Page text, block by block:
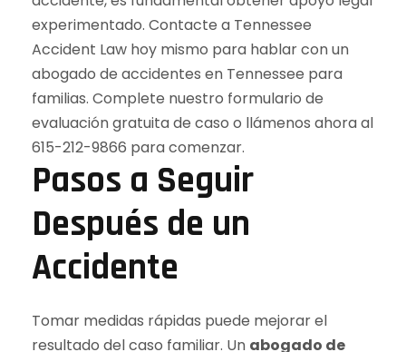
Pasos a Seguir
Después de un
Accidente
Tomar medidas rápidas puede mejorar el
resultado del caso familiar. Un abogado de